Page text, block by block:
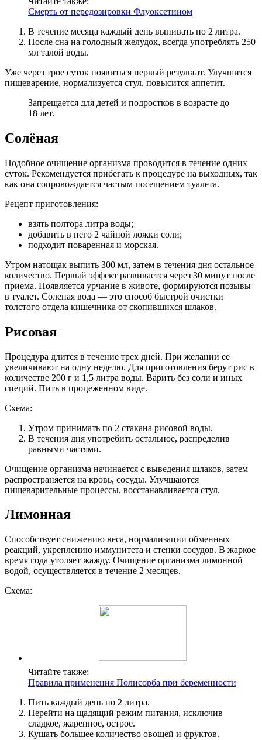
Смерть от передозировки Флуоксетином
В течение месяца каждый день выпивать по 2 литра.
После сна на голодный желудок, всегда употреблять 250
мл талой воды.
Уже через трое суток появиться первый результат. Улучшится
пищеварение, нормализуется стул, повысится аппетит.
Запрещается для детей и подростков в возрасте до
18 лет.
Солёная
Подобное очищение организма проводится в течение одних
суток. Рекомендуется прибегать к процедуре на выходных, так
как она сопровождается частым посещением туалета.
Рецепт приготовления:
взять полтора литра воды;
добавить в него 2 чайной ложки соли;
подходит поваренная и морская.
Утром натощак выпить 300 мл, затем в течения дня остальное
количество. Первый эффект развивается через 30 минут после
приема. Появляется урчание в животе, формируются позывы
в туалет. Соленая вода — это способ быстрой очистки
толстого отдела кишечника от скопившихся шлаков.
Рисовая
Процедура длится в течение трех дней. При желании ее
увеличивают на одну неделю. Для приготовления берут рис в
количестве 200 г и 1,5 литра воды. Варить без соли и иных
специй. Пить в процеженном виде.
Схема:
Утром принимать по 2 стакана рисовой воды.
В течения дня употребить остальное, распределив
равными частями.
Очищение организма начинается с выведения шлаков, затем
распространяется на кровь, сосуды. Улучшаются
пищеварительные процессы, восстанавливается стул.
Лимонная
Способствует снижению веса, нормализации обменных
реакций, укреплению иммунитета и стенки сосудов. В жаркое
время года утоляет жажду. Очищение организма лимонной
водой, осуществляется в течение 2 месяцев.
Схема:
Читайте также:
Правила применения Полисорба при беременности
Пить каждый день по 2 литра.
Перейти на щадящий режим питания, исключив
сладкое, жаренное, острое.
Кушать большее количество овощей и фруктов.